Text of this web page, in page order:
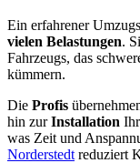
Ein erfahrener
vielen Belastungen.
Fahrzeugs, das
kümmern.
Die Profis
hin zurInstallation
was Zeit und
Norderstedt reduziert